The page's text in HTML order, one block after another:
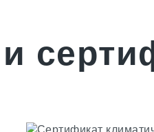
и